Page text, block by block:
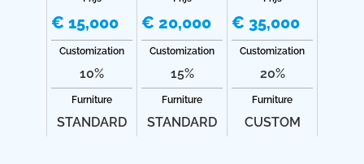
€ 15,000
Customization
10%
Furniture
STANDARD
€ 20,000
Customization
15%
Furniture
STANDARD
€ 35,000
Customization
20%
Furniture
CUSTOM